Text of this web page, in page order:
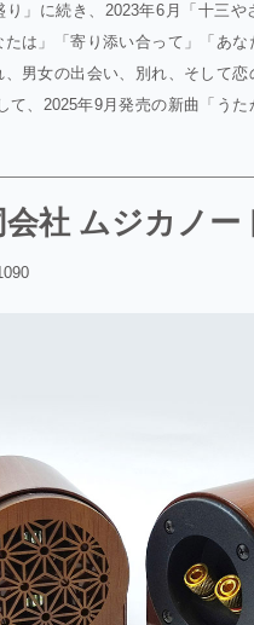
」に続き、2023年6月「十三や
たは」「寄り添い合って」「あ
、男女の出会い、別れ、そして恋
て、2025年9月発売の新曲「う
社 ムジカノー